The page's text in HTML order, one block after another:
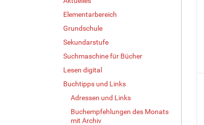
Elementarbereich
Grundschule
Sekundarstufe
Suchmaschine für Bücher
Lesen digital
Buchtipps und Links
Adressen und Links
Buchempfehlungen des Monats
mit Archiv